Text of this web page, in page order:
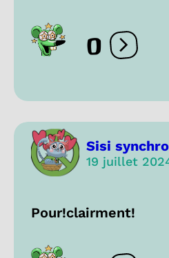
0 Ouvrir
Sisi synchro
19 juillet
Pour!clairment!